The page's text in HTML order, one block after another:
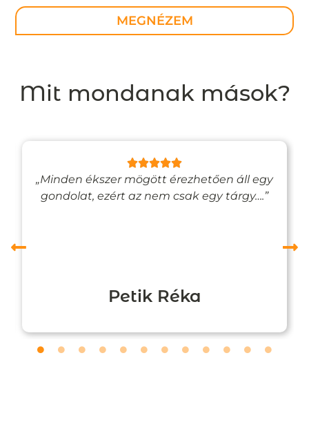
MEGNÉZEM
Mit mondanak mások?
„Minden ékszer mögött érezhetően áll egy
gondolat, ezért az nem csak egy tárgy….”
Petik Réka